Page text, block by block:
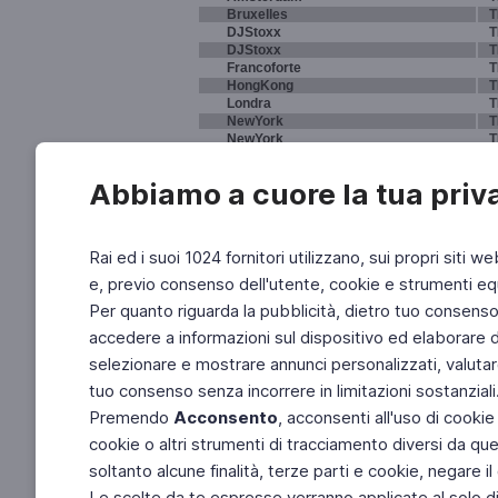
Abbiamo a cuore la tua
Rai ed i suoi 1024 fornitori utilizzano, sui propri siti
e, previo consenso dell'utente, cookie e strumenti
Per quanto riguarda la pubblicità, dietro tuo
accedere a informazioni sul dispositivo ed elaborare
selezionare e mostrare annunci personalizzati,
tuo consenso senza incorrere in limitazioni
Premendo Acconsento, acconsenti all'uso di
cookie o altri strumenti di tracciamento diversi da
soltanto alcune finalità, terze parti e cookie, negare
Bruxelles
DJStoxx
DJStoxx
Francoforte
HongKong
Londra
NewYork
NewYork
Sydney